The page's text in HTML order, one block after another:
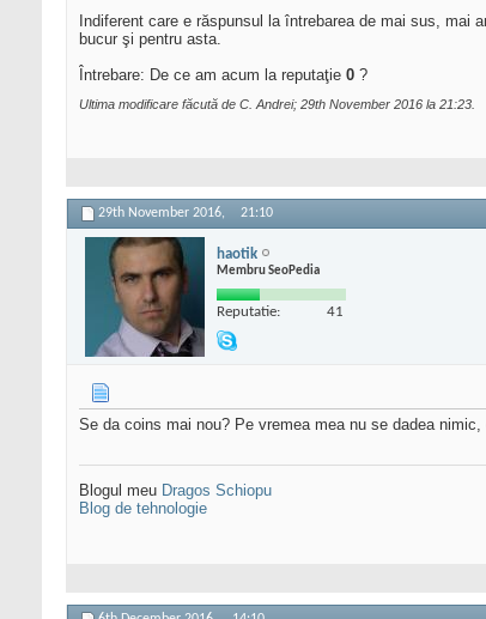
Indiferent care e răspunsul la întrebarea de mai sus,
bucur şi pentru asta.
Întrebare: De ce am acum la reputaţie 0 ?
Ultima modificare făcută de C. Andrei; 29th November 2016 la 21:23
29th November 2016, 21:10
haotik
Membru SeoPedia
Reputatie: 41
Se da coins mai nou? Pe vremea mea nu se dadea
Blogul meu Dragos Schiopu
Blog de tehnologie